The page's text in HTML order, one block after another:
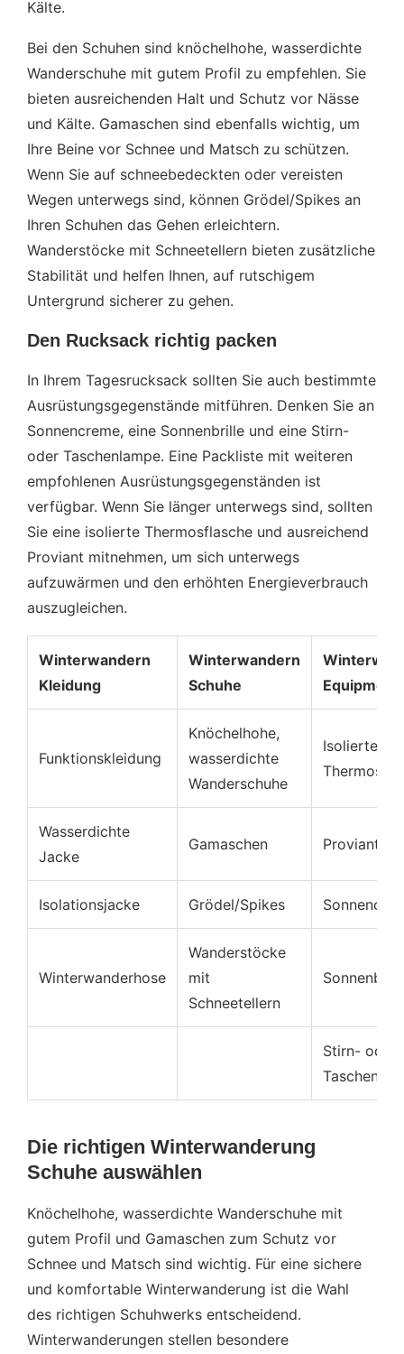
Kälte.
Bei den Schuhen sind knöchelhohe, wasserdichte
Wanderschuhe mit gutem Profil zu empfehlen. Sie
bieten ausreichenden Halt und Schutz vor Nässe
und Kälte. Gamaschen sind ebenfalls wichtig, um
Ihre Beine vor Schnee und Matsch zu schützen.
Wenn Sie auf schneebedeckten oder vereisten
Wegen unterwegs sind, können Grödel/Spikes an
Ihren Schuhen das Gehen erleichtern.
Wanderstöcke mit Schneetellern bieten zusätzliche
Stabilität und helfen Ihnen, auf rutschigem
Untergrund sicherer zu gehen.
Den Rucksack richtig packen
In Ihrem Tagesrucksack sollten Sie auch bestimmte
Ausrüstungsgegenstände mitführen. Denken Sie an
Sonnencreme, eine Sonnenbrille und eine Stirn-
oder Taschenlampe. Eine Packliste mit weiteren
empfohlenen Ausrüstungsgegenständen ist
verfügbar. Wenn Sie länger unterwegs sind, sollten
Sie eine isolierte Thermosflasche und ausreichend
Proviant mitnehmen, um sich unterwegs
aufzuwärmen und den erhöhten Energieverbrauch
auszugleichen.
Winterwandern
Kleidung
Winterwandern
Schuhe
Equipment
Funktionskleidung
Knöchelhohe,
wasserdichte
Wanderschuhe
Isolierte
Wasserdichte
Jacke
Gamaschen Proviant
Isolationsjacke Grödel/Spikes
Winterwanderhose
Wanderstöcke
mit
Schneetellern
Stirn- oder
Die richtigen Winterwanderung
Schuhe auswählen
Knöchelhohe, wasserdichte Wanderschuhe mit
gutem Profil und Gamaschen zum Schutz vor
Schnee und Matsch sind wichtig. Für eine sichere
und komfortable Winterwanderung ist die Wahl
des richtigen Schuhwerks entscheidend.
Winterwanderungen stellen besondere